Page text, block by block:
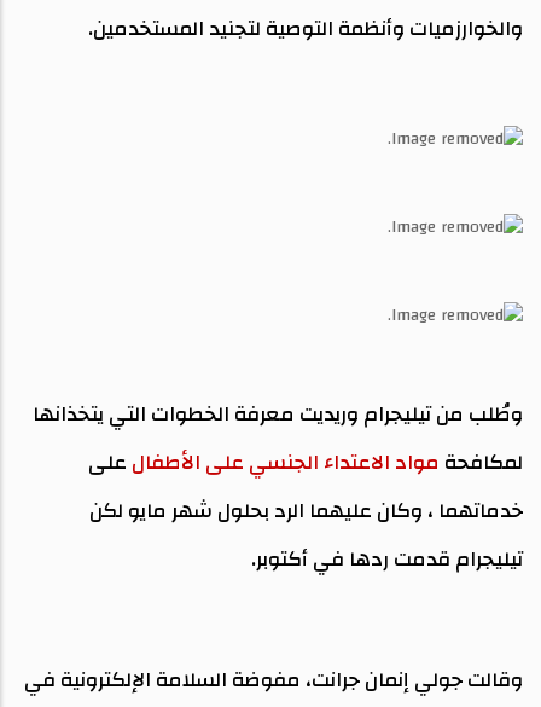
والخوارزميات وأنظمة التوصية لتجنيد المستخدمين.
وطُلب من تيليجرام وريديت معرفة الخطوات التي يتخذانها
لمكافحة مواد الاعتداء الجنسي على الأطفالعلى
خدماتهما ، وكان عليهما الرد بحلول شهر مايو لكن
تيليجرام قدمت ردها في أكتوبر.
وقالت جولي إنمان جرانت، مفوضة السلامة الإلكترونية في